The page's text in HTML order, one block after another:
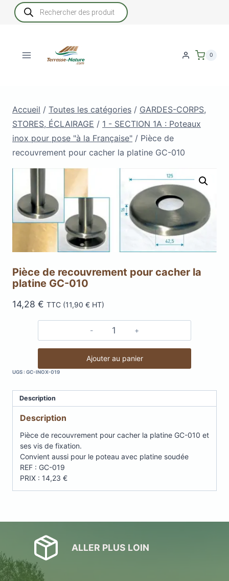
Recherche
de
produits
0
Accueil / Toutes les catégories / GARDES-CORPS,
STORES, ÉCLAIRAGE / 1 - SECTION 1A : Poteaux
inox pour pose "à la Française" / Pièce de
recouvrement pour cacher la platine GC-010
Pièce de recouvrement pour cacher la
platine GC-010
14,28 € TTC (11,90 € HT)
quantité
Pièce
de
pour
Ajouter au panier
UGS :GC-INOX-019
Description
Description
Pièce de recouvrement pour cacher la platine GC-010 et
ses vis de fixation.
Convient aussi pour le poteau avec platine soudée
REF : GC-019
PRIX : 14,23 €
ALLER PLUS LOIN